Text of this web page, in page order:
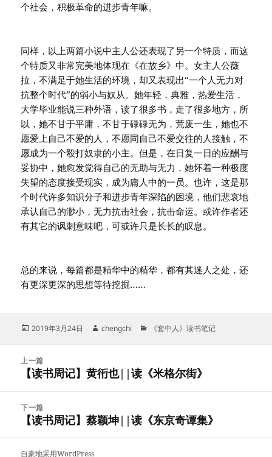
个社会，积极革命的进步青年嘛。
同样，以上两篇小说中主人公还表现了另一个特质，而这
个特质又非常完美地体现在《在故乡》中。女主人公薇
拉，不满足于她生活的环境，却又表现出“一个人无力对
抗整个时代”的弱小与奴从。她年轻，典雅，热爱生活，
大学毕业能说三种外语，读了很多书，走了很多地方，所
以，她不甘于平庸，不甘于碌碌无为，荒废一生，她也不
愿爱上自己不爱的人，不愿同自己不爱交往的人接触，不
愿成为一个殴打奴隶的小主。但是，在日复一日的应酬与
妥协中，她愈发觉得自己的无助与无力，她怀着一种极度
失望的态度接受现实，成为庸人中的一员。也许，这是那
个时代许多知识分子和进步青年深陷的困境，他们悲哀地
承认自己的渺小，无力抗击社会，抗击命运。或许作者还
有其它的讽刺意味吧，可或许只是长长的叹息。
总的来说，每篇都是精华中的精华，都有其迷人之处，还
有更深更深的思想等待挖掘……
发
2019年3月24日
作
chengchi
分《套中人》读书笔记
航
上一篇
上
文
章：
【读书周记】黄衎也||读《米格尔街》
下一篇
下
文
【读书周记】蔡颖坤||读《东京奇谭集》
自豪地采用WordPress